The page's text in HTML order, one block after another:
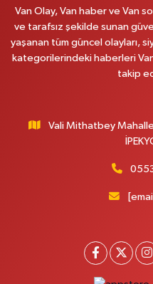
Van Olay, Van haber ve Van
ve tarafsız şekilde sunan
yaşanan tüm güncel olayları,
kategorilerindeki haberleri
takip
Vali Mithatbey